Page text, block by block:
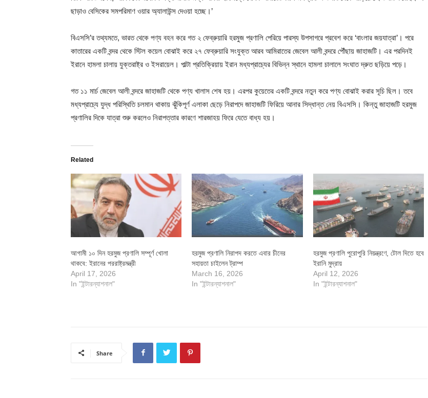
ছাড়াও বেসিকের সমপরিমাণ ওয়ার অ্যালাউন্স দেওয়া হচ্ছে।’
বিএসসি’র তথ্যমতে, ভারত থেকে পণ্য বহন করে গত ২ ফেব্রুয়ারি হরমুজ প্রণালি পেরিয়ে পারস্য উপসাগরে প্রবেশ করে ‘বাংলার জয়যাত্রা’। পরে
কাতারের একটি বন্দর থেকে স্টিল কয়েল বোঝাই করে ২৭ ফেব্রুয়ারি সংযুক্ত আরব আমিরাতের জেবেল আলী বন্দরে পৌঁছায় জাহাজটি। এর পরদিনই
ইরানে হামলা চালায় যুক্তরাষ্ট্র ও ইসরায়েল। পাল্টা প্রতিক্রিয়ায় ইরান মধ্যপ্রাচ্যের বিভিন্ন স্থানে হামলা চালালে সংঘাত দ্রুত ছড়িয়ে পড়ে।
গত ১১ মার্চ জেবেল আলী বন্দরে জাহাজটি থেকে পণ্য খালাস শেষ হয়। এরপর কুয়েতের একটি বন্দরে নতুন করে পণ্য বোঝাই করার সূচি ছিল। তবে
মধ্যপ্রাচ্যে যুদ্ধ পরিস্থিতি চলমান থাকায় ঝুঁকিপূর্ণ এলাকা ছেড়ে নিরাপদে জাহাজটি ফিরিয়ে আনার সিদ্ধান্ত নেয় বিএসসি। কিন্তু জাহাজটি হরমুজ
প্রণালির দিকে যাত্রা শুরু করলেও নিরাপত্তার কারণে শারজাহয় ফিরে যেতে বাধ্য হয়।
Related
আগামী ১০ দিন হরমুজ প্রণালি সম্পূর্ণ খোলা
থাকবে: ইরানের পররাষ্ট্রমন্ত্রী
April 17, 2026
In "ইন্টারন্যাশনাল"
হরমুজ প্রণালি নিরাপদ করতে এবার চীনের
সহায়তা চাইলেন ট্রাম্প
March 16, 2026
In "ইন্টারন্যাশনাল"
হরমুজ প্রণালি পুরোপুরি নিয়ন্ত্রণে, টোল দিতে হবে
ইরানি মুদ্রায়
April 12, 2026
In "ইন্টারন্যাশনাল"
Share